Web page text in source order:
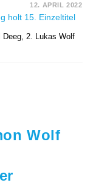
12. APRIL 2022
2. Lukas Wolf
Wolf